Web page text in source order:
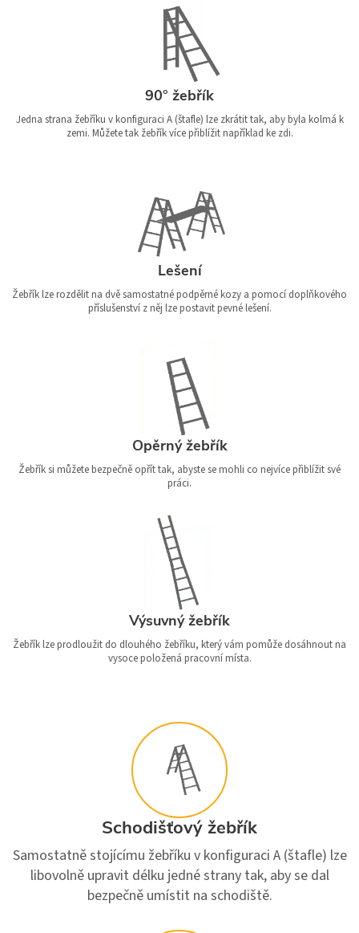
90° žebřík
Jedna strana žebříku v konfiguraci A (štafle) lze zkrátit tak, aby byla kolmá k
zemi. Můžete tak žebřík více přiblížit například ke zdi.
Lešení
Žebřík lze rozdělit na dvě samostatné podpěrné kozy a pomocí doplňkového
příslušenství z něj lze postavit pevné lešení.
Opěrný žebřík
Žebřík si můžete bezpečně opřít tak, abyste se mohli co nejvíce přiblížit své
práci.
Výsuvný žebřík
Žebřík lze prodloužit do dlouhého žebříku, který vám pomůže dosáhnout na
vysoce položená pracovní místa.
Schodišťový žebřík
Samostatně stojícímu žebříku v konfiguraci A (štafle) lze
libovolně upravit délku jedné strany tak, aby se dal
bezpečně umístit na schodiště.